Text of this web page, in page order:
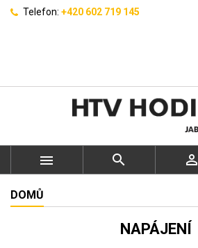
Telefon: +420 602 719 145
  
DOMŮ
NAPÁJENÍ